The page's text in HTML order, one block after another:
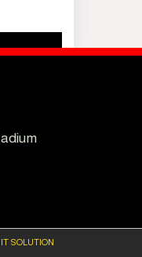
SOLUTION